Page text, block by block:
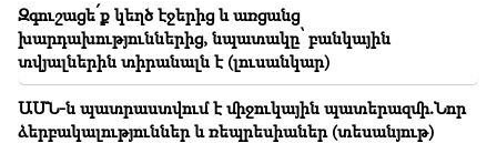
19:01
ԱՄՆ-ում Facebook-ին և Instagram-ին տուգանել են
567 մլն դոլարով
18:51
Մինվոդիում կասեցվել է 16 միլիոն ռուբլու
Զգուշացե՛ք կեղծ էջերից և առցանց
խարդախություններից, նպատակը՝ բանկային
տվյալներին տիրանալն է (լուսանկար)
ԱՄՆ-ն պատրաստվում է միջուկային պատերազմի.Նոր
ձերբակալություններ և ռեպրեսիաներ (տեսանյութ)